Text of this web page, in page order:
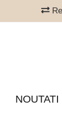
NOUTATI